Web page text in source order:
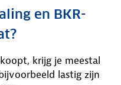
en BKR-
krijg je meestal
lastig zijn